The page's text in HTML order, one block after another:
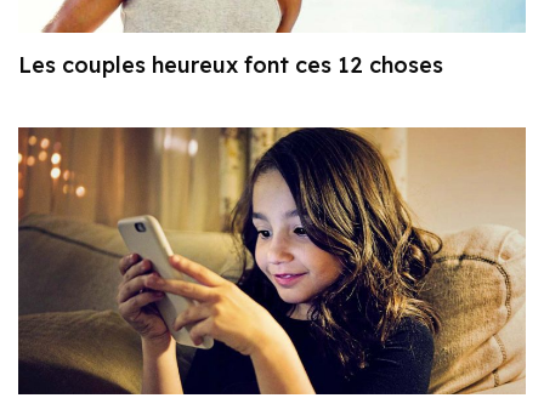
Les couples heureux font ces 12 choses